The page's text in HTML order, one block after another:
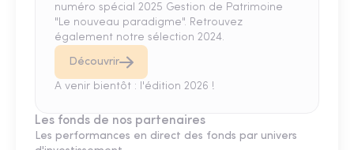
numéro spécial 2025 Gestion de Patrimoine
"Le nouveau paradigme". Retrouvez
également notre sélection 2024.
Découvrir
A venir bientôt : l'édition 2026 !
Les fonds de nos partenaires
Les performances en direct des fonds par univers